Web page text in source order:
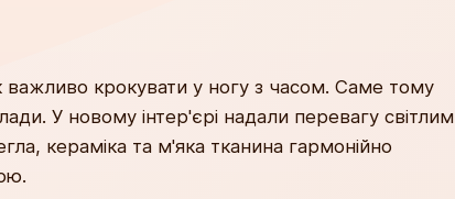
крокувати у ногу з часом. Саме тому
У новому інтер'єрі надали перевагу світлим
кераміка та м'яка тканина гармонійно